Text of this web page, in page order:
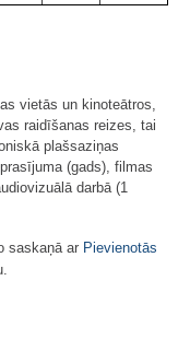
vietās un kinoteātros,
raidīšanas reizes, tai
plašsaziņas
(gads), filmas
darbā (1
saskaņā ar Pievienotās